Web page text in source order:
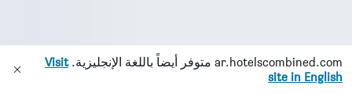
ar.hotelscombined.com متوفر أيضاً باللغة الإنجليزية.Visit
site in English